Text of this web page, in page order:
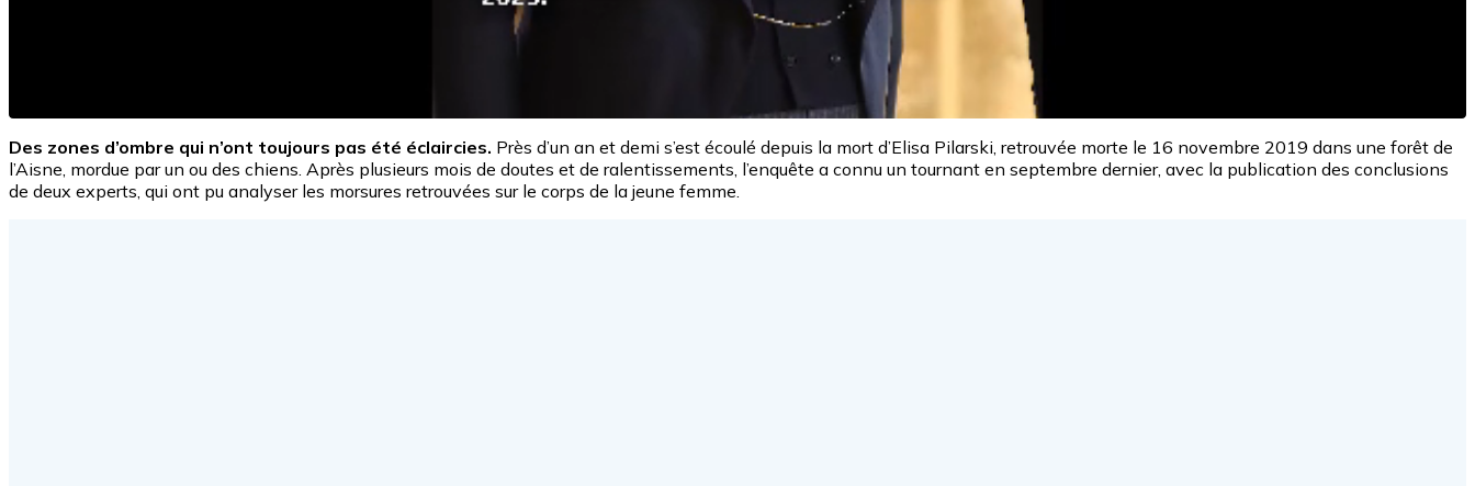
Des zones d’ombre qui n’ont toujours pas été éclaircies. Près d’un an et demi s’est écoulé depuis la mort d’Elisa Pilarski, retrouvée morte le 16 novembre 2019 dans une forêt de
l’Aisne, mordue par un ou des chiens. Après plusieurs mois de doutes et de ralentissements, l’enquête a connu un tournant en septembre dernier, avec la publication des conclusions
de deux experts, qui ont pu analyser les morsures retrouvées sur le corps de la jeune femme.